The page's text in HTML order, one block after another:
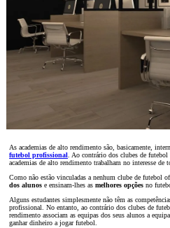
As academias de alto rendimento são, basicamente,
futebol profissional. Ao contrário dos clubes de
academias de alto rendimento trabalham no interesse de
Como não estão vinculadas a nenhum clube de futebol
dos alunos e ensinam-lhes as melhores opções no
Alguns estudantes simplesmente não têm as
profissional. No entanto, ao contrário dos clubes de
rendimento associam as equipas dos seus alunos a
ganhar dinheiro a jogar futebol.